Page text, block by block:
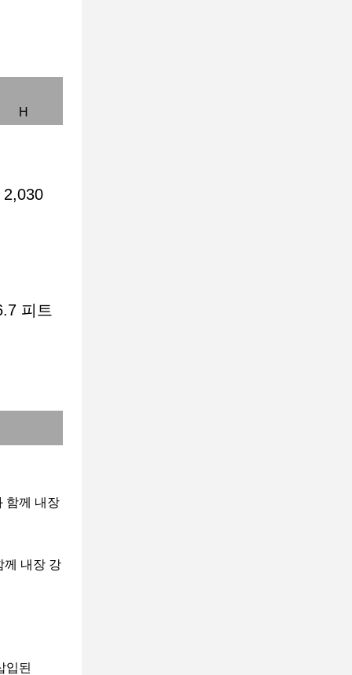
H
2,030
피트
함께 내장
께 내장 강
입된